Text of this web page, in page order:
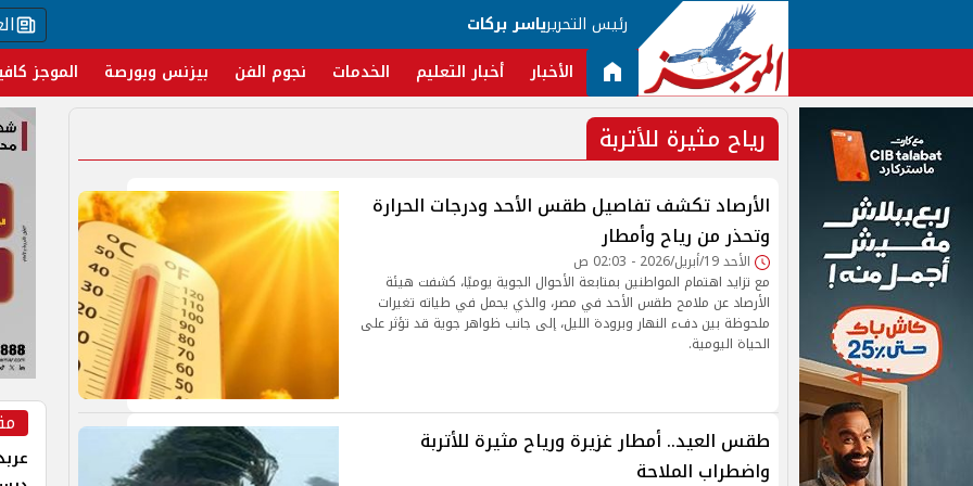
رئيس التحريرياسر بركات
الأخبار أخبار التعليم الخدمات نجوم الفن بيزنس وبورصة الموجز
رياح مثيرة للأتربة
الأرصاد تكشف تفاصيل طقس الأحد ودرجات الحرارة
وتحذر من رياح وأمطار
الأحد 19/أبريل/2026 - 02:03 ص
مع تزايد اهتمام المواطنين بمتابعة الأحوال الجوية يوميًا، كشفت هيئة
الأرصاد عن ملامح طقس الأحد في مصر، والذي يحمل في طياته تغيرات
ملحوظة بين دفء النهار وبرودة الليل، إلى جانب ظواهر جوية قد تؤثر على
الحياة اليومية.
طقس العيد.. أمطار غزيرة ورياح مثيرة للأتربة
واضطراب الملاحة